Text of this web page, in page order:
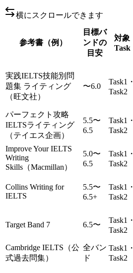
横にスクロールできます
参考書（例）
目標バ
ンドの
目安
対象
Task
実践IELTS技能別問
題集 ライティング
（旺文社）
〜6.0
Task1・
Task2
パーフェクト攻略
IELTSライティング
（テイエス企画）
5.5〜
6.5
Task1・
Task2
Improve Your IELTS
Writing
Skills（Macmillan）
5.0〜
6.5
Task1・
Task2
Collins Writing for
IELTS
5.5〜
6.5+
Task1・
Task2
Target Band 7 6.5〜
Task1・
Task2
Cambridge IELTS（公
式過去問集）
全バン
ド
Task1・
Task2